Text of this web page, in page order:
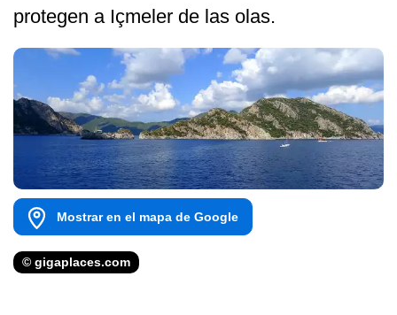
protegen a Içmeler de las olas.
Mostrar en el mapa de Google
© gigaplaces.com